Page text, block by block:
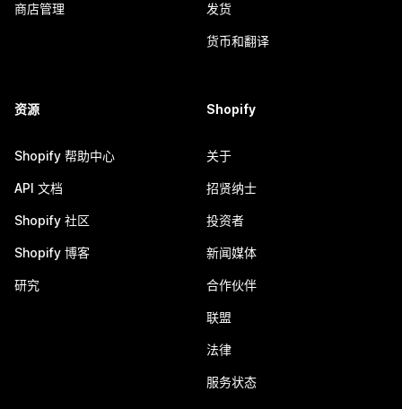
商店管理 发货
货币和翻译
资源
Shopify 帮助中心
API 文档
Shopify 社区
Shopify 博客
研究
Shopify
关于
招贤纳士
投资者
新闻媒体
合作伙伴
联盟
法律
服务状态